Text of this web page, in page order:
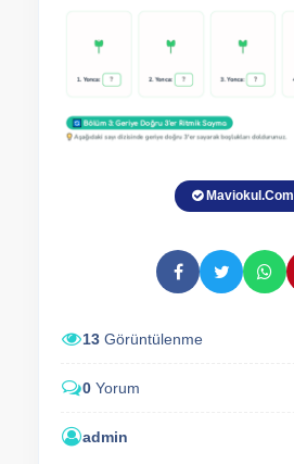
Maviokul.Com
13 Görüntülenme
0 Yorum
admin